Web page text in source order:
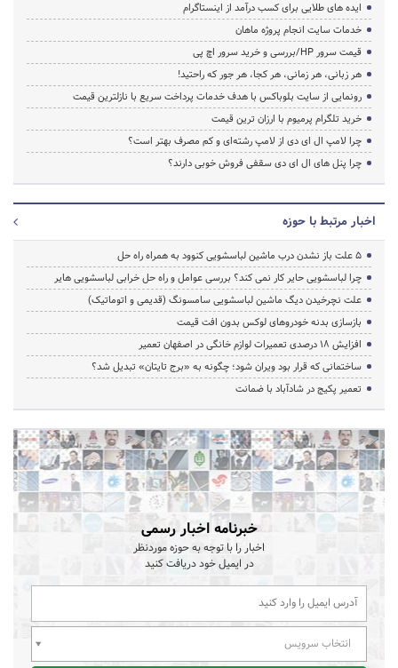
ایده های طلایی برای کسب درآمد از اینستاگرام
خدمات سایت انجام پروژه ماهان
قیمت سرور HP/بررسی و خرید سرور اچ پی
هر زبانی، هر زمانی، هر کجا، هر جور که راحتید!
رونمایی از سایت بلوباکس با هدف خدمات پرداخت سریع با نازلترین قیمت
خرید تلگرام پرمیوم با ارزان ترین قیمت
چرا لامپ ال ای دی از لامپ رشته‌ای و کم مصرف بهتر است؟
چرا پنل های ال ای دی سقفی فروش خوبی دارند؟
اخبار مرتبط با حوزه
5 علت باز نشدن درب ماشین لباسشویی کنوود به همراه راه حل
چرا لباسشویی حایر کار نمی کند؟ بررسی عوامل و راه حل خرابی لباسشویی هایر
علت نچرخیدن دیگ ماشین لباسشویی سامسونگ (قدیمی و اتوماتیک)
بازسازی بدنه خودروهای لوکس بدون افت قیمت
افزایش ۱۸ درصدی تعمیرات لوازم خانگی در اصفهان تعمیر
ساختمانی که قرار بود ویران شود؛ چگونه به «برج تایتان» تبدیل شد؟
تعمیر پکیج در شادآباد با ضمانت
خبرنامه اخبار رسمی
اخبار را با توجه به حوزه موردنظر
در ایمیل خود دریافت کنید
انتخاب سرویس